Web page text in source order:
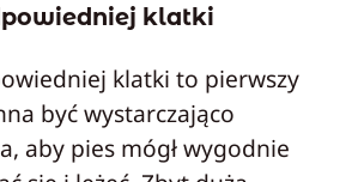
klatki
klatki to pierwszy
być wystarczająco
aby pies mógł wygodnie